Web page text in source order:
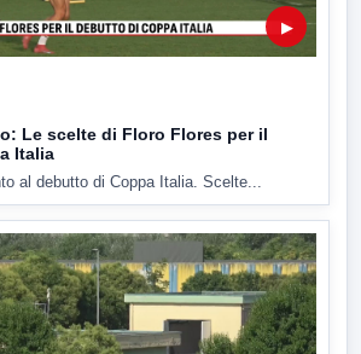
▶
Le scelte di Floro Flores per il
Italia
al debutto di Coppa Italia. Scelte...